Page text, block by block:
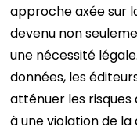
approche axée sur
devenu non
une nécessité légale.
données, les
atténuer les risques
à une violation de